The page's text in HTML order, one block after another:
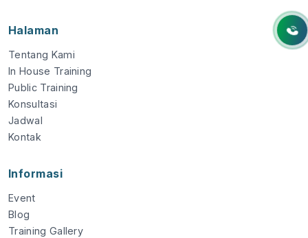
Halaman
Tentang Kami
In House Training
Public Training
Konsultasi
Jadwal
Kontak
Informasi
Event
Blog
Training Gallery